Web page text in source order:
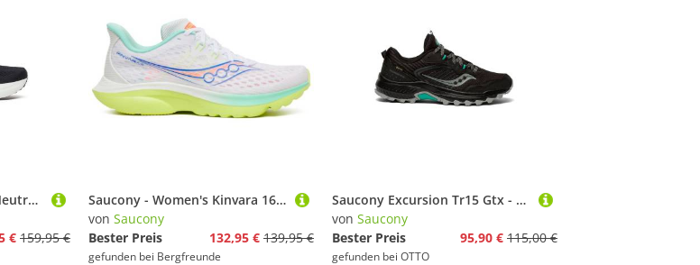
Saucony Ride 19 Wide - Neutralschuh Laufschuh
€ 159,95 €
Saucony - Women's Kinvara 16 - Runningschuhe Gr 40,5 weiß/ tart
von Saucony
Bester Preis
132,95 € 139,95 €
gefunden bei Bergfreunde
Saucony Excursion Tr15 Gtx - Trailschuh Trailrunningschuh
von Saucony
Bester Preis
95,90 € 115,00 €
gefunden bei OTTO